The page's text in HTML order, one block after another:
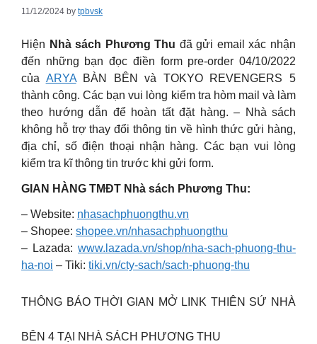
11/12/2024 by tpbvsk
Hiện Nhà sách Phương Thu đã gửi email xác nhận
đến những bạn đọc điền form pre-order 04/10/2022
của ARYABÀN BÊN và TOKYO REVENGERS 5
thành công. Các bạn vui lòng kiểm tra hòm mail và làm
theo hướng dẫn để hoàn tất đặt hàng. – Nhà sách
không hỗ trợ thay đổi thông tin về hình thức gửi hàng,
địa chỉ, số điện thoại nhận hàng. Các bạn vui lòng
kiểm tra kĩ thông tin trước khi gửi form.
GIAN HÀNG TMĐT Nhà sách Phương Thu:
– Website: nhasachphuongthu.vn
– Shopee: shopee.vn/nhasachphuongthu
– Lazada: www.lazada.vn/shop/nha-sach-phuong-thu-
ha-noi – Tiki: tiki.vn/cty-sach/sach-phuong-thu
THÔNG BÁO THỜI GIAN MỞ LINK THIÊN SỨ NHÀ
BÊN 4 TẠI NHÀ SÁCH PHƯƠNG THU